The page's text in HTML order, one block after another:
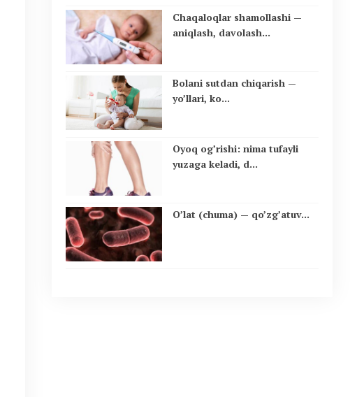
Chaqaloqlar shamollashi —
aniqlash, davolash...
Bolani sutdan chiqarish —
yo’llari, ko...
Oyoq og’rishi: nima tufayli
yuzaga keladi, d...
O’lat (chuma) — qo’zg’atuv...